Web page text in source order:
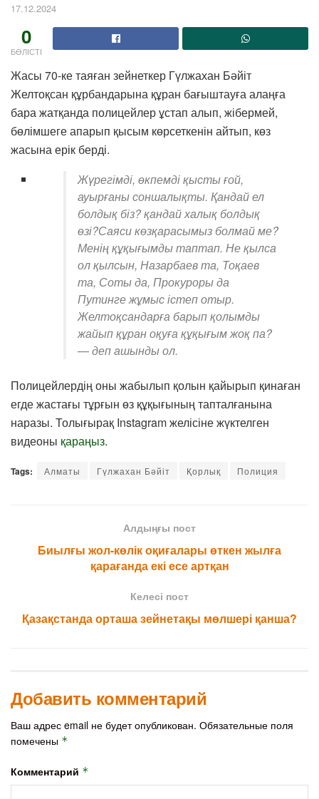
17.12.2024
0
БӨЛІСТІ
Жасы 70-ке таяған зейнеткер Гүлжахан Бәйіт
Желтоқсан құрбандарына құран бағыштауға алаңға
бара жатқанда полицейлер ұстап алып, жібермей,
бөлімшеге апарып қысым көрсеткенін айтып, көз
жасына ерік берді.
Жүрегімді, өкпемді қысты ғой,
ауырғаны соншалықты. Қандай ел
болдық біз? қандай халық болдық
өзі?Саяси көзқарасымыз болмай ме?
Менің құқығымды таптап. Не қылса
ол қылсын, Назарбаев та, Тоқаев
та, Соты да, Прокуроры да
Путинге жұмыс істеп отыр.
Желтоқсандарға барып қолымды
жайып құран оқуға құқығым жоқ па?
— деп ашынды ол.
Полицейлердің оны жабылып қолын қайырып қинаған
егде жастағы тұрғын өз құқығының тапталғанына
наразы. Толығырақ Instagram желісіне жүктелген
видеоны қараңыз.
Tags: Алматы Гүлжахан Бәйіт Қорлық Полиция
Алдыңғы пост
Биылғы жол-көлік оқиғалары өткен жылға
қарағанда екі есе артқан
Келесі пост
Қазақстанда орташа зейнетақы мөлшері қанша?
Добавить комментарий
Ваш адрес email не будет опубликован. Обязательные поля
помечены *
Комментарий *